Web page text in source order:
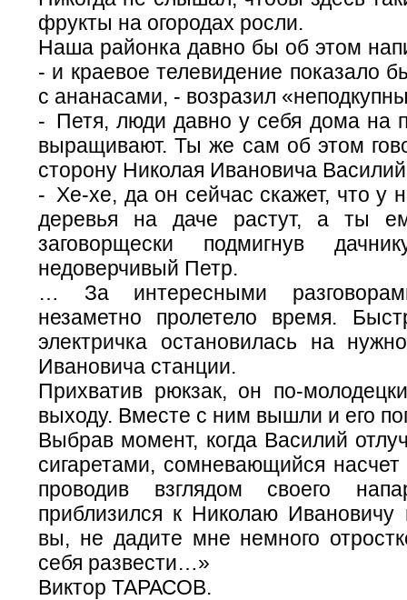
фрукты на огородах росли.
Наша районка давно бы об этом
- и краевое телевидение показало
с ананасами, - возразил
- Петя, люди давно у себя дома на
выращивают. Ты же сам об этом
сторону Николая Ивановича
- Хе-хе, да он сейчас скажет, что у
деревья на даче растут, а ты
заговорщески подмигнув
недоверчивый Петр.
… За интересными
незаметно пролетело время.
электричка остановилась на
Ивановича станции.
Прихватив рюкзак, он по-
выходу. Вместе с ним вышли и его
Выбрав момент, когда Василий
сигаретами, сомневающийся
проводив взглядом своего
приблизился к Николаю
вы, не дадите мне немного
себя развести…»
Виктор ТАРАСОВ.